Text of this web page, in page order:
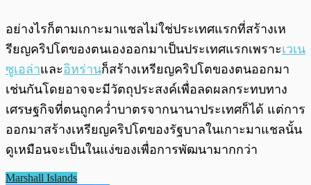
อย่างไรก็ตามเกาะมาแชลไม่ใช่ประเทศแรกที่สร้างเห
รียญคริปโตของตนเองออกมาเป็นประเทศแรกเพราะเวเน
ซูเอล่าและอิหร่านก็สร้างเหรียญคริปโตของตนออกมา
เช่นกันโดยอาจจะมีวัตถุประสงค์เพื่อลดผลกระทบทาง
เศรษฐกิจที่ตนถูกคว่ำบาตรจากนานาประเทศก็ได้ แต่การ
ออกมาสร้างเหรียญคริปโตของรัฐบาลในเกาะมาแชลนั้น
ดูเหมือนจะเป็นในแง่ของเพื่อการพัฒนามากกว่า
Marshall Islands